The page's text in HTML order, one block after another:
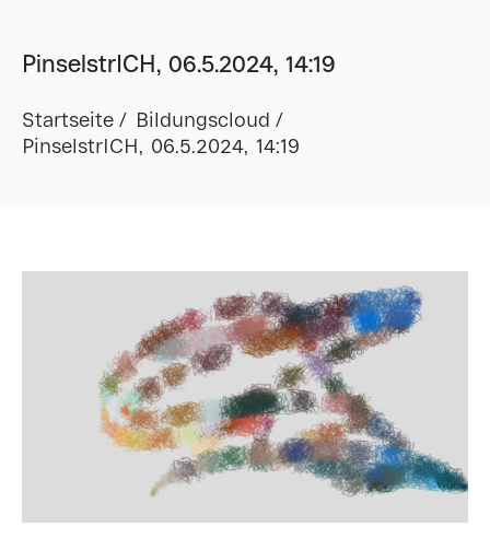
PinselstrICH, 06.5.2024, 14:19
Startseite
Bildungscloud
PinselstrICH, 06.5.2024, 14:19